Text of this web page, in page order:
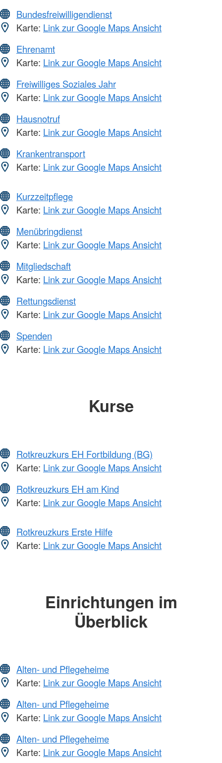
Bundesfreiwilligendienst
Karte: Link zur Google Maps Ansicht
Ehrenamt
Karte: Link zur Google Maps Ansicht
Freiwilliges Soziales Jahr
Karte: Link zur Google Maps Ansicht
Hausnotruf
Karte: Link zur Google Maps Ansicht
Krankentransport
Karte: Link zur Google Maps Ansicht
Kurzzeitpflege
Karte: Link zur Google Maps Ansicht
Menübringdienst
Karte: Link zur Google Maps Ansicht
Mitgliedschaft
Karte: Link zur Google Maps Ansicht
Rettungsdienst
Karte: Link zur Google Maps Ansicht
Spenden
Karte: Link zur Google Maps Ansicht
Kurse
Rotkreuzkurs EH Fortbildung (BG)
Karte: Link zur Google Maps Ansicht
Rotkreuzkurs EH am Kind
Karte: Link zur Google Maps Ansicht
Rotkreuzkurs Erste Hilfe
Karte: Link zur Google Maps Ansicht
Einrichtungen im
Überblick
Alten- und Pflegeheime
Karte: Link zur Google Maps Ansicht
Alten- und Pflegeheime
Karte: Link zur Google Maps Ansicht
Alten- und Pflegeheime
Karte: Link zur Google Maps Ansicht